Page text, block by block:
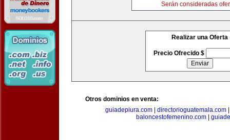
Serán consideradas
Realizar una Oferta
Precio Ofrecido $
Otros dominios en venta:
guiadepiura.com
directorioguatemala.com
baloncestofemenino.com